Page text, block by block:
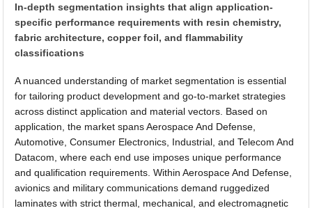
In-depth segmentation insights that align application-
specific performance requirements with resin chemistry,
fabric architecture, copper foil, and flammability
classifications
A nuanced understanding of market segmentation is essential
for tailoring product development and go-to-market strategies
across distinct application and material vectors. Based on
application, the market spans Aerospace And Defense,
Automotive, Consumer Electronics, Industrial, and Telecom And
Datacom, where each end use imposes unique performance
and qualification requirements. Within Aerospace And Defense,
avionics and military communications demand ruggedized
laminates with strict thermal, mechanical, and electromagnetic